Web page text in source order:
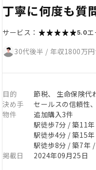
丁寧に何度も質
サービス： 5.0エ
30代後半 / 年収1800万
目的
節税、 生命保険代
決め手
セールスの信頼性
物件
追加購入3件
駅徒歩7分 / 築11
駅徒歩4分 / 築15
駅徒歩8分 / 築7年
掲載日
2024年09月25日